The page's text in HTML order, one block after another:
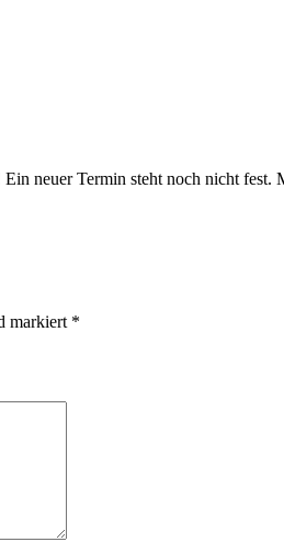
neuer Termin steht noch nicht
markiert *